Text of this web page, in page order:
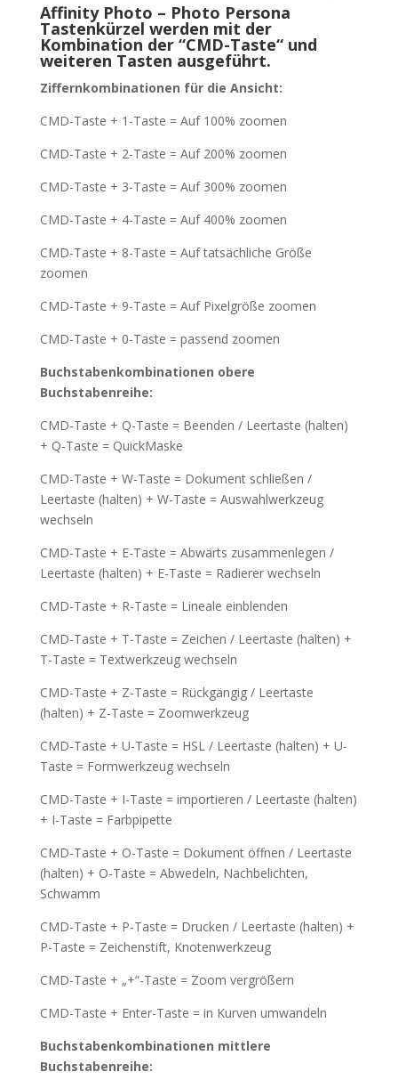
Affinity Photo – Photo Persona
Tastenkürzel werden mit der
Kombination der “CMD-Taste“ und
weiteren Tasten ausgeführt.
Ziffernkombinationen für die Ansicht:
CMD-Taste + 1-Taste = Auf 100% zoomen
CMD-Taste + 2-Taste = Auf 200% zoomen
CMD-Taste + 3-Taste = Auf 300% zoomen
CMD-Taste + 4-Taste = Auf 400% zoomen
CMD-Taste + 8-Taste = Auf tatsächliche Größe
zoomen
CMD-Taste + 9-Taste = Auf Pixelgröße zoomen
CMD-Taste + 0-Taste = passend zoomen
Buchstabenkombinationen obere
Buchstabenreihe:
CMD-Taste + Q-Taste = Beenden / Leertaste (halten)
+ Q-Taste = QuickMaske
CMD-Taste + W-Taste = Dokument schließen /
Leertaste (halten) + W-Taste = Auswahlwerkzeug
wechseln
CMD-Taste + E-Taste = Abwärts zusammenlegen /
Leertaste (halten) + E-Taste = Radierer wechseln
CMD-Taste + R-Taste = Lineale einblenden
CMD-Taste + T-Taste = Zeichen / Leertaste (halten) +
T-Taste = Textwerkzeug wechseln
CMD-Taste + Z-Taste = Rückgängig / Leertaste
(halten) + Z-Taste = Zoomwerkzeug
CMD-Taste + U-Taste = HSL / Leertaste (halten) + U-
Taste = Formwerkzeug wechseln
CMD-Taste + I-Taste = importieren / Leertaste (halten)
+ I-Taste = Farbpipette
CMD-Taste + O-Taste = Dokument öffnen / Leertaste
(halten) + O-Taste = Abwedeln, Nachbelichten,
Schwamm
CMD-Taste + P-Taste = Drucken / Leertaste (halten) +
P-Taste = Zeichenstift, Knotenwerkzeug
CMD-Taste + „+“-Taste = Zoom vergrößern
CMD-Taste + Enter-Taste = in Kurven umwandeln
Buchstabenkombinationen mittlere
Buchstabenreihe: